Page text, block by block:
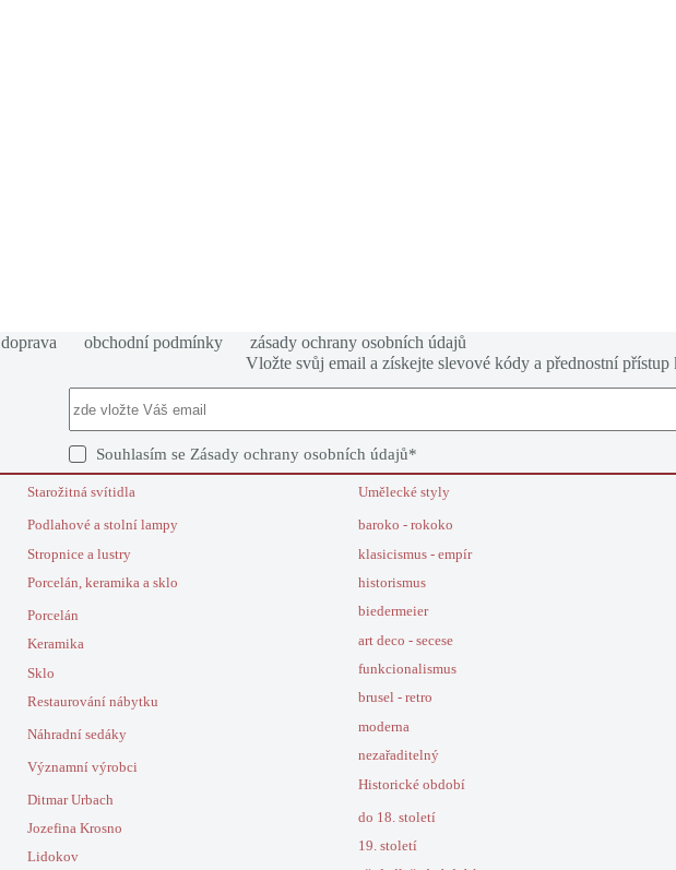
doprava obchodní podmínky zásady ochrany osobních údajů
Vložte svůj email a získejte slevové kódy a přednostní přístup
Souhlasím seZásady ochrany osobních údajů*
Starožitná svítidla
Podlahové a stolní lampy
Stropnice a lustry
Porcelán, keramika a sklo
Porcelán
Keramika
Sklo
Restaurování nábytku
Náhradní sedáky
Významní výrobci
Ditmar Urbach
Jozefina Krosno
Lidokov
Umělecké styly
baroko - rokoko
klasicismus - empír
historismus
biedermeier
art deco - secese
funkcionalismus
brusel - retro
moderna
nezařaditelný
Historické období
do 18. století
19. století